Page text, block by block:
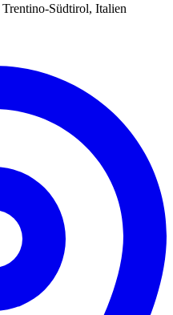
Trentino-Südtirol, Italien